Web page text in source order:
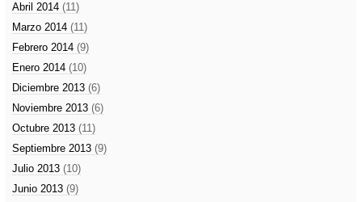
Abril 2014 (11)
Marzo 2014 (11)
Febrero 2014 (9)
Enero 2014 (10)
Diciembre 2013 (6)
Noviembre 2013 (6)
Octubre 2013 (11)
Septiembre 2013 (9)
Julio 2013 (10)
Junio 2013 (9)